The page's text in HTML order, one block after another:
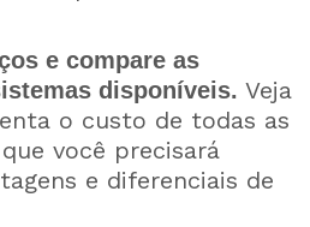
e compare as
disponíveis. Veja
o custo de todas as
você precisará
e diferenciais de